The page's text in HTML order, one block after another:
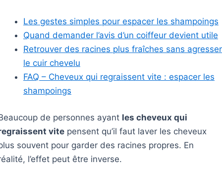
Les gestes simples pour espacer les shampoings
Quand demander l’avis d’un coiffeur devient utile
Retrouver des racines plus fraîches sans agresser
le cuir chevelu
FAQ – Cheveux qui regraissent vite : espacer les
shampoings
de personnes ayant les cheveux qui
vite pensent qu’il faut laver les cheveux
souvent pour garder des racines propres. En
l’effet peut être inverse.